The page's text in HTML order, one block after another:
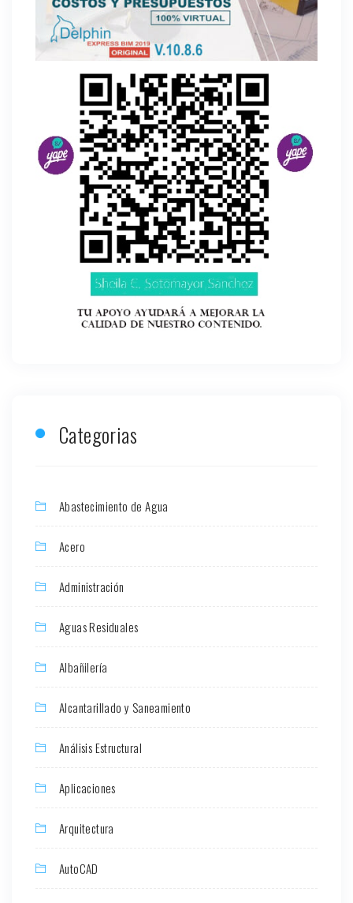
Categorias
Abastecimiento de Agua
Acero
Administración
Aguas Residuales
Albañilería
Alcantarillado y Saneamiento
Análisis Estructural
Aplicaciones
Arquitectura
AutoCAD